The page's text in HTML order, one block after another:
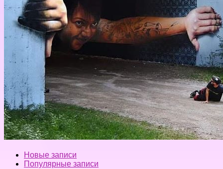
Новые записи
Популярные записи